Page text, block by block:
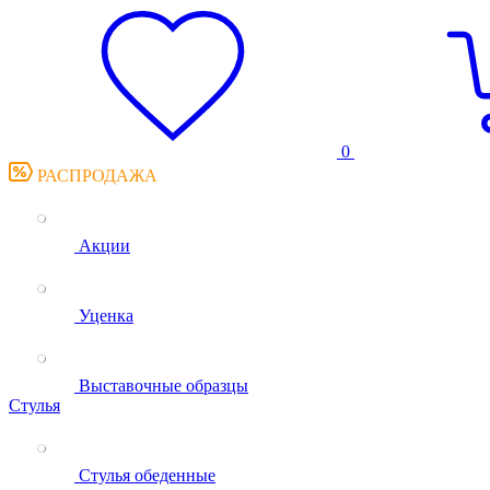
0
РАСПРОДАЖА
Акции
Уценка
Выставочные образцы
Стулья
Стулья обеденные